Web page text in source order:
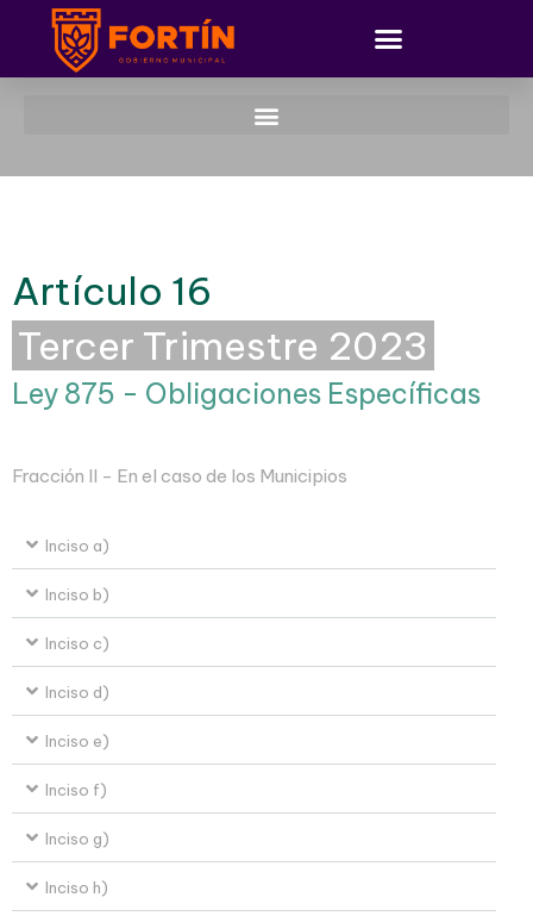
Artículo 16
Tercer Trimestre 2023
Ley 875 - Obligaciones Específicas
Fracción II - En el caso de los Municipios
Inciso a)
Inciso b)
Inciso c)
Inciso d)
Inciso e)
Inciso f)
Inciso g)
Inciso h)